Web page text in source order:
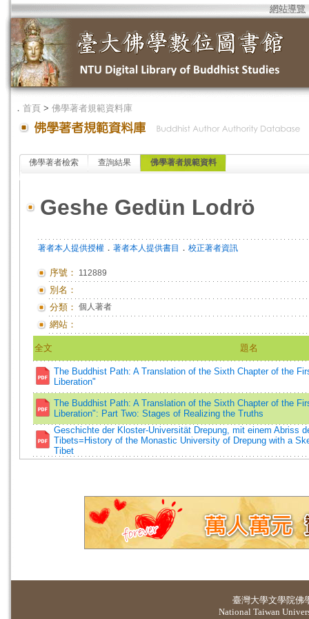
網站導覽
． 首頁 > 佛學著者規範資料庫
佛學著者檢索 查詢結果 佛學著者規範資料
Geshe Gedün Lodrö
著者本人提供授權 ． 著者本人提供書目 ． 校正著者資訊
序號： 112889
別名：
分類： 個人著者
網站：
全文 題名
The Buddhist Path: A Translation of the Sixth Chapter of the
Liberation"
The Buddhist Path: A Translation of the Sixth Chapter of the
Liberation": Part Two: Stages of Realizing the Truths
Geschichte der Kloster-Universität Drepung, mit einem Abriss
Tibets=History of the Monastic University of Drepung with a
Tibet
臺灣大學文學院佛
National Taiwan